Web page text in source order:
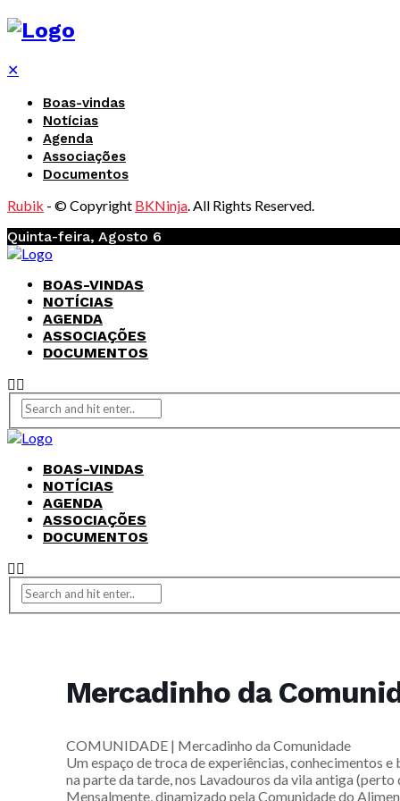
✕
Boas-vindas
Notícias
Agenda
Associações
Documentos
Rubik - © Copyright BKNinja. All Rights Reserved.
Quinta-feira, Agosto 6
BOAS-VINDAS
NOTÍCIAS
AGENDA
ASSOCIAÇÕES
DOCUMENTOS
BOAS-VINDAS
NOTÍCIAS
AGENDA
ASSOCIAÇÕES
DOCUMENTOS
Mercadinho da
COMUNIDADE | Mercadinho da Comunidade
Um espaço de troca de experiências, conhecimentos
na parte da tarde, nos Lavadouros da vila antiga (perto
Mensalmente, dinamizado pela Comunidade do